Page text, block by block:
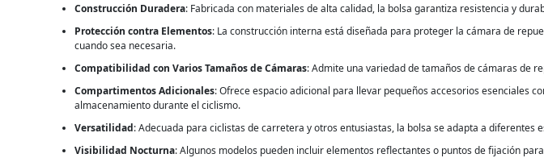
Construcción Duradera: Fabricada con materiales de alta calidad, la bolsa garantiza resistencia y
Protección contra Elementos: La construcción interna está diseñada para proteger la cámara de
cuando sea necesaria.
Compatibilidad con Varios Tamaños de Cámaras: Admite una variedad de tamaños de cámaras de
Compartimentos Adicionales: Ofrece espacio adicional para llevar pequeños accesorios esenciales
almacenamiento durante el ciclismo.
Versatilidad: Adecuada para ciclistas de carretera y otros entusiastas, la bolsa se adapta a diferentes
Visibilidad Nocturna: Algunos modelos pueden incluir elementos reflectantes o puntos de fijación